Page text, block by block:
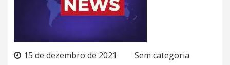
15 de dezembro de 2021
Sem categoria